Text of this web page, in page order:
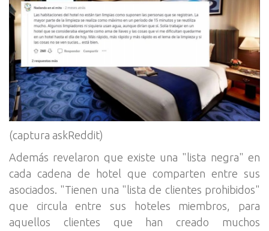
(captura askReddit)
Además revelaron que existe una "lista negra" en
cada cadena de hotel que comparten entre sus
asociados. "Tienen una "lista de clientes prohibidos"
que circula entre sus hoteles miembros, para
aquellos clientes que han creado muchos